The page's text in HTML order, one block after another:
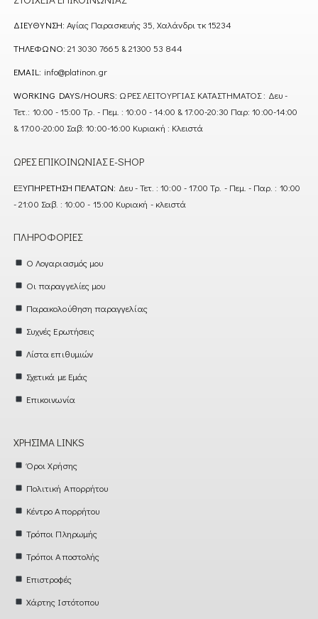
ΔΙΕΎΘΥΝΣΗ: Αγίας Παρασκευής 35, Χαλάνδρι τκ 15234
ΤΗΛΈΦΩΝΟ: 21 3030 7665 & 21300 53 844
EMAIL: info@platinon.gr
WORKING DAYS/HOURS: ΩΡΕΣ ΛΕΙΤΟΥΡΓΙΑΣ ΚΑΤΑΣΤΗΜΑΤΟΣ : Δευ -
Τετ.: 10:00 - 15:00 Τρ. - Πεμ. : 10:00 - 14:00 & 17:00-20:30 Παρ: 10:00-14:00
& 17:00-20:00 Σαβ: 10:00-16:00 Κυριακή : Κλειστά
ΏΡΕΣ ΕΠΙΚΟΙΝΩΝΊΑΣ E-SHOP
ΕΞΥΠΗΡΈΤΗΣΗ ΠΕΛΑΤΏΝ: Δευ - Τετ. : 10:00 - 17:00 Τρ. - Πεμ. - Παρ. : 10:00
- 21:00 Σαβ. : 10:00 - 15:00 Κυριακή - κλειστά
ΠΛΗΡΟΦΟΡΊΕΣ
Ο Λογαριασμός μου
Οι παραγγελίες μου
Παρακολούθηση παραγγελίας
Συχνές Ερωτήσεις
Λίστα επιθυμιών
Σχετικά με Εμάς
Επικοινωνία
ΧΡΉΣΙΜΑ LINKS
Όροι Χρήσης
Πολιτική Απορρήτου
Κέντρο Απορρήτου
Τρόποι Πληρωμής
Τρόποι Αποστολής
Επιστροφές
Χάρτης Ιστότοπου